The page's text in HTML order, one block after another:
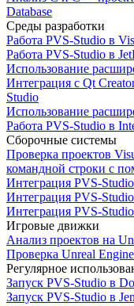
Database
Среды разработки
Работа PVS-Studio в
Работа PVS-Studio в
Использование
Интеграция с Qt
Studio
Использование
Работа PVS-Studio в
Сборочные системы
Проверка проектов
командной строки с
Интеграция PVS-
Интеграция PVS-
Интеграция PVS-
Игровые движки
Анализ проектов на
Проверка Unreal
Регулярное
Запуск PVS-Studio в
Запуск PVS-Studio в